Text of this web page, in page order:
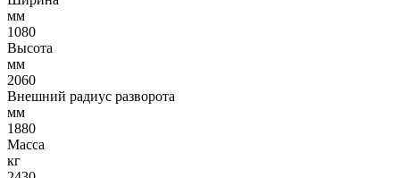
мм
1080
Высота
мм
2060
Внешний радиус разворота
мм
1880
Масса
кг